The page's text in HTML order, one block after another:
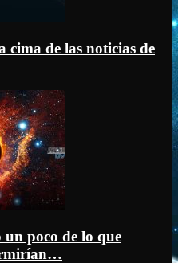
cima de las noticias de
un poco de lo que